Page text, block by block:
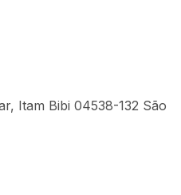
Itam Bibi 04538-132 São